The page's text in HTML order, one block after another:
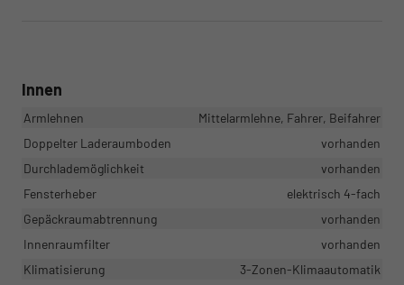
Innen
Armlehnen
Mittelarmlehne, Fahrer, Beifahrer
Doppelter Laderaumboden
vorhanden
Durchlademöglichkeit
vorhanden
Fensterheber
elektrisch 4-fach
Gepäckraumabtrennung
vorhanden
Innenraumfilter
vorhanden
Klimatisierung
3-Zonen-Klimaautomatik